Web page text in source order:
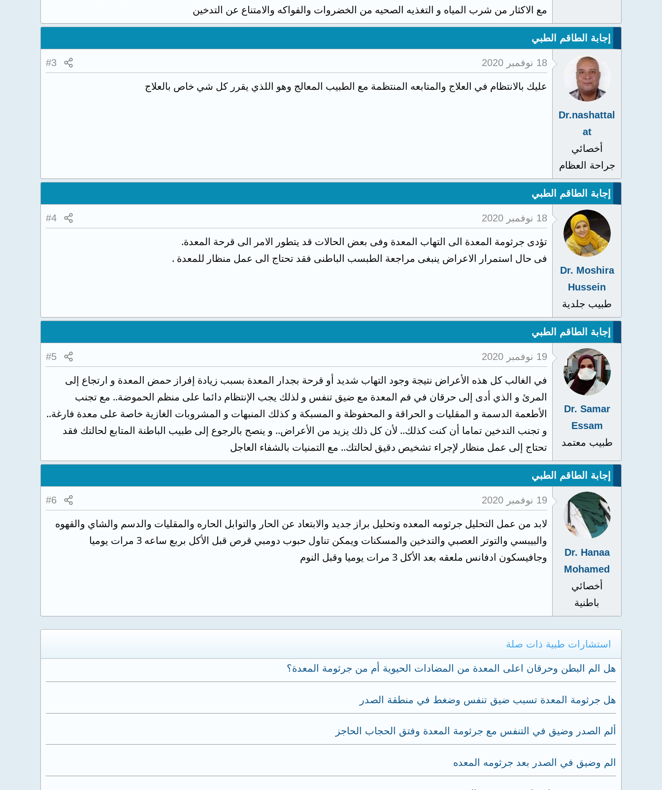
مع الاكثار من شرب المياه و التغذيه الصحيه من الخضروات والفواكه والامتناع عن التدخين
إجابة الطاقم الطبي
Dr.nashattal
at
أخصائي
جراحة العظام
18 نوفمبر 2020 #3
عليك بالانتظام في العلاج والمتابعه المنتظمة مع الطبيب المعالج وهو اللذي يقرر كل شي خاص بالعلاج
إجابة الطاقم الطبي
Dr. Moshira
Hussein
طبيب جلدية
18 نوفمبر 2020 #4
تؤدى جرثومة المعدة الى التهاب المعدة وفى بعض الحالات قد يتطور الامر الى قرحة المعدة.
فى حال استمرار الاعراض ينبغى مراجعة الطبسب الباطنى فقد تحتاج الى عمل منظار للمعدة .
إجابة الطاقم الطبي
Dr. Samar
Essam
طبيب معتمد
19 نوفمبر 2020 #5
في الغالب كل هذه الأعراض نتيجة وجود التهاب شديد أو قرحة بجدار المعدة بسبب زيادة إفراز حمض المعدة و ارتجاع إلى
المرئ و الذي أدى إلى حرقان في فم المعدة مع ضيق تنفس و لذلك يجب الإنتظام دائما على منظم الحموضة.. مع تجنب
الأطعمة الدسمة و المقليات و الحراقة و المحفوظة و المسبكة و كذلك المنبهات و المشروبات الغازية خاصة على معدة فارغة..
و تجنب التدخين تماما أن كنت كذلك.. لأن كل ذلك يزيد من الأعراض.. و ينصح بالرجوع إلى طبيب الباطنة المتابع لحالتك فقد
تحتاج إلى عمل منظار لإجراء تشخيص دقيق لحالتك.. مع التمنيات بالشفاء العاجل
إجابة الطاقم الطبي
Dr. Hanaa
Mohamed
أخصائي
باطنية
19 نوفمبر 2020 #6
لابد من عمل التحليل جرثومه المعده وتحليل براز جديد والابتعاد عن الحار والتوابل الحاره والمقليات والدسم والشاي والقهوه
والبيبسي والتوتر العصبي والتدخين والمسكنات ويمكن تناول حبوب دومبي قرص قبل الأكل بربع ساعه 3 مرات يوميا
وجافيسكون ادفانس ملعقه بعد الأكل 3 مرات يوميا وقبل النوم
استشارات طبية ذات صلة
هل الم البطن وحرقان اعلى المعدة من المضادات الحيوية أم من جرثومة المعدة؟
هل جرثومة المعدة تسبب ضيق تنفس وضغط في منطقة الصدر
ألم الصدر وضيق في التنفس مع جرثومة المعدة وفتق الحجاب الحاجز
الم وضيق في الصدر بعد جرثومه المعده